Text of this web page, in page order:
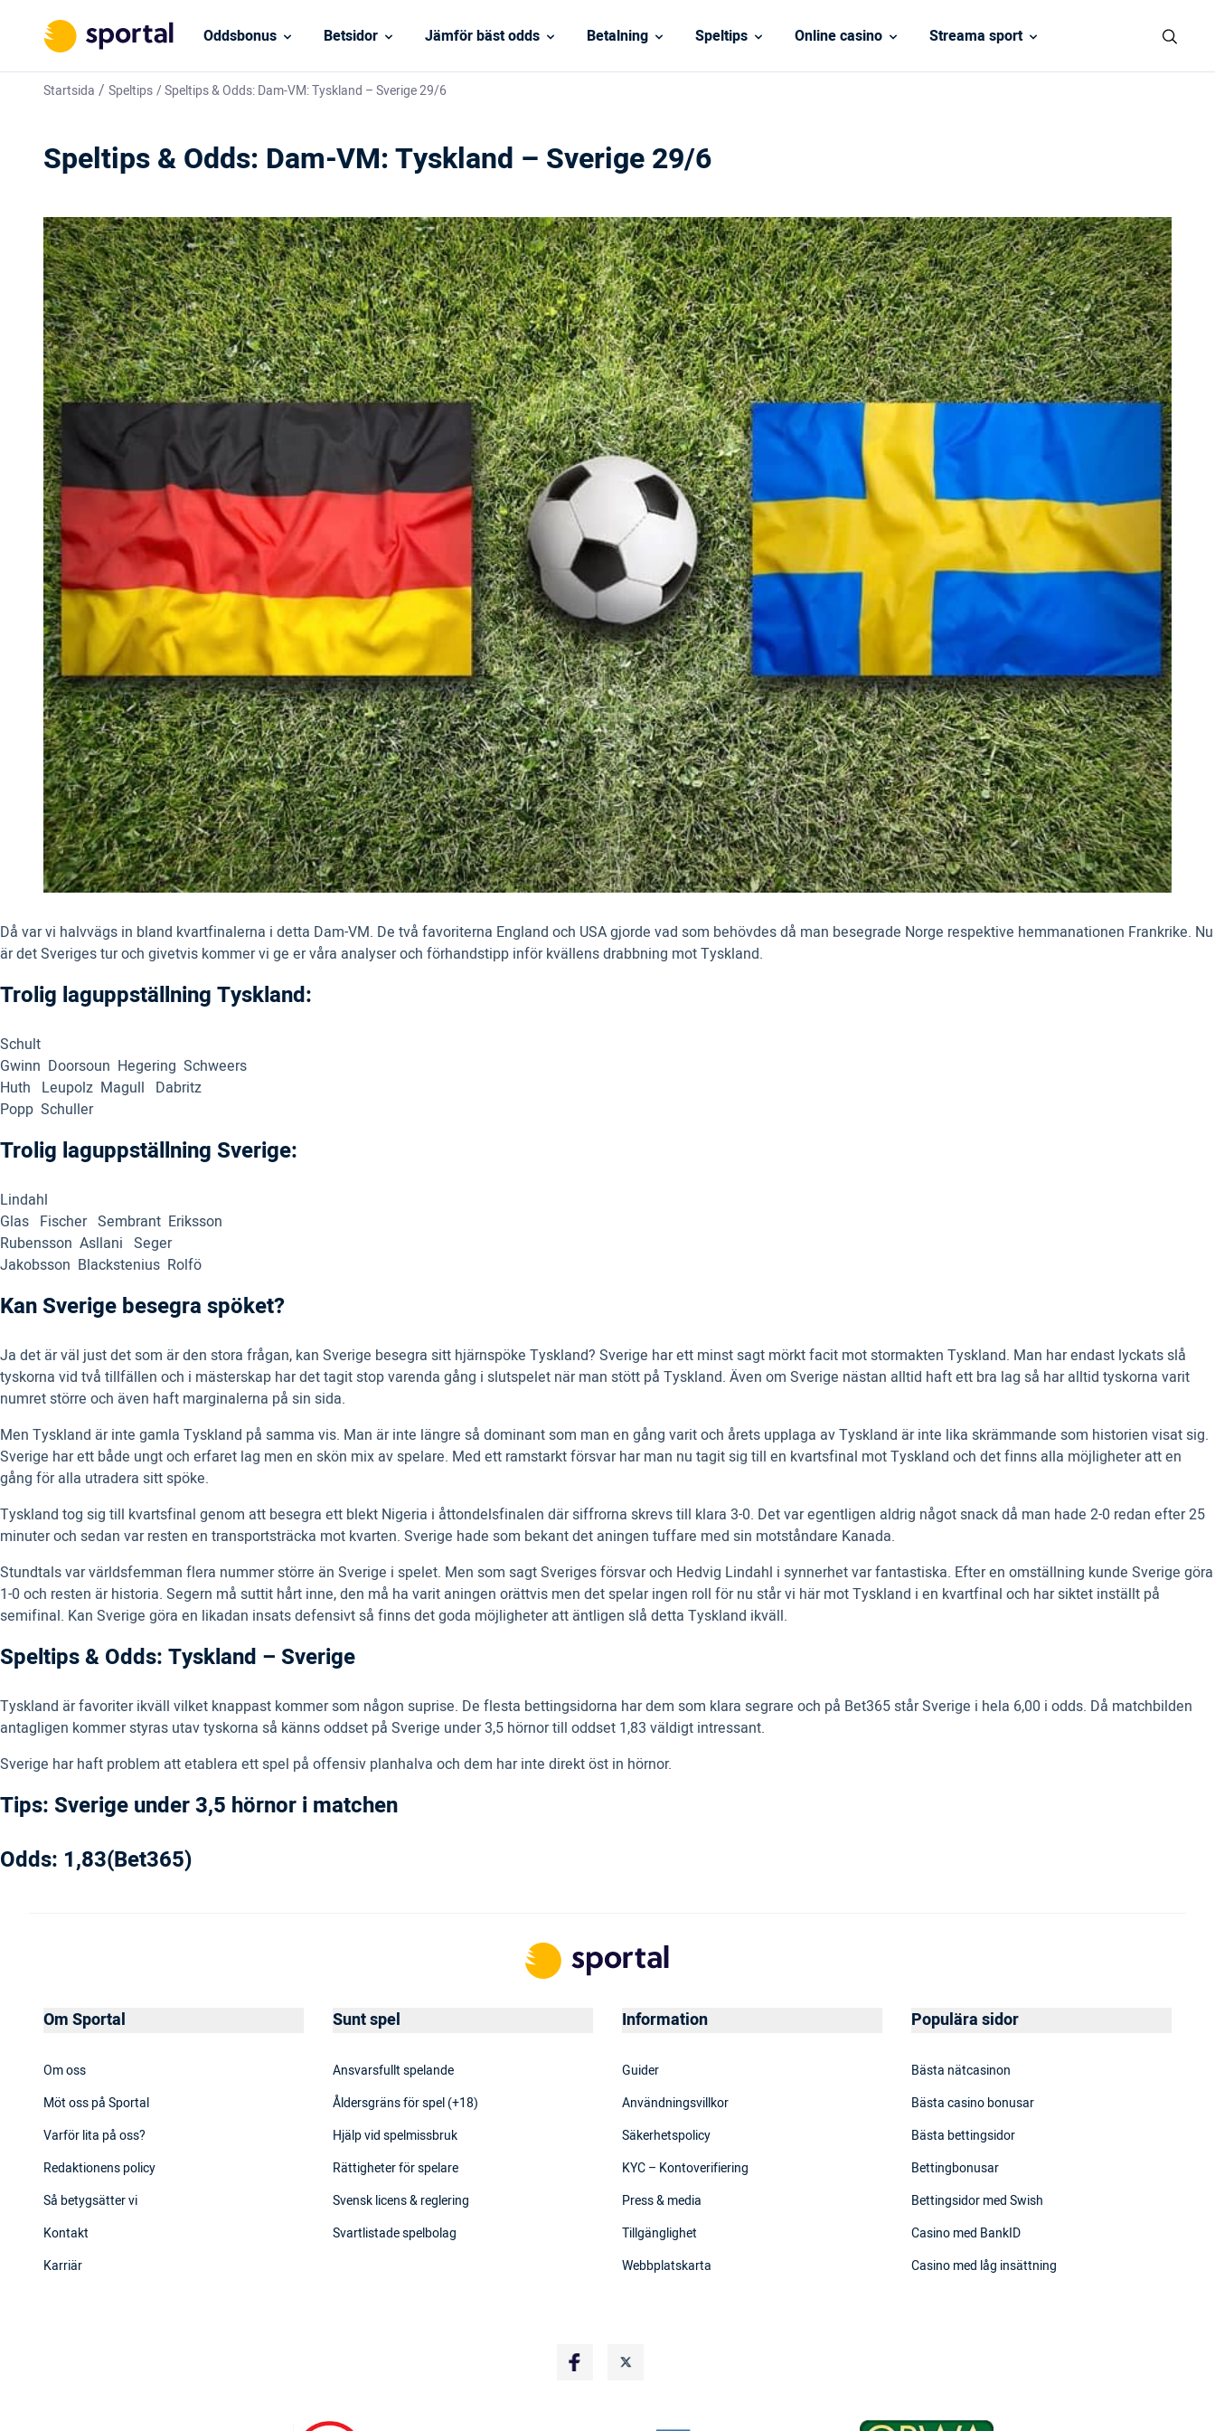
Oddsbonus Betsidor Jämför bäst odds Betalning Speltips Online casino Streama sport
Startsida / Speltips/Speltips & Odds: Dam-VM: Tyskland – Sverige 29/6
Speltips & Odds: Dam-VM: Tyskland – Sverige 29/6
Då var vi halvvägs in bland kvartfinalerna i detta Dam-VM. De två favoriterna England och USA gjorde vad som behövdes då man besegrade Norge respektive hemmanationen Frankrike. Nu
är det Sveriges tur och givetvis kommer vi ge er våra analyser och förhandstipp inför kvällens drabbning mot Tyskland.
Trolig laguppställning Tyskland:
Schult
Gwinn Doorsoun Hegering Schweers
Huth Leupolz Magull Dabritz
Popp Schuller
Trolig laguppställning Sverige:
Lindahl
Glas Fischer Sembrant Eriksson
Rubensson Asllani Seger
Jakobsson Blackstenius Rolfö
Kan Sverige besegra spöket?
Ja det är väl just det som är den stora frågan, kan Sverige besegra sitt hjärnspöke Tyskland? Sverige har ett minst sagt mörkt facit mot stormakten Tyskland. Man har endast lyckats slå
tyskorna vid två tillfällen och i mästerskap har det tagit stop varenda gång i slutspelet när man stött på Tyskland. Även om Sverige nästan alltid haft ett bra lag så har alltid tyskorna varit
numret större och även haft marginalerna på sin sida.
Men Tyskland är inte gamla Tyskland på samma vis. Man är inte längre så dominant som man en gång varit och årets upplaga av Tyskland är inte lika skrämmande som historien visat sig.
Sverige har ett både ungt och erfaret lag men en skön mix av spelare. Med ett ramstarkt försvar har man nu tagit sig till en kvartsfinal mot Tyskland och det finns alla möjligheter att en
gång för alla utradera sitt spöke.
Tyskland tog sig till kvartsfinal genom att besegra ett blekt Nigeria i åttondelsfinalen där siffrorna skrevs till klara 3-0. Det var egentligen aldrig något snack då man hade 2-0 redan efter 25
minuter och sedan var resten en transportsträcka mot kvarten. Sverige hade som bekant det aningen tuffare med sin motståndare Kanada.
Stundtals var världsfemman flera nummer större än Sverige i spelet. Men som sagt Sveriges försvar och Hedvig Lindahl i synnerhet var fantastiska. Efter en omställning kunde Sverige göra
1-0 och resten är historia. Segern må suttit hårt inne, den må ha varit aningen orättvis men det spelar ingen roll för nu står vi här mot Tyskland i en kvartfinal och har siktet inställt på
semifinal. Kan Sverige göra en likadan insats defensivt så finns det goda möjligheter att äntligen slå detta Tyskland ikväll.
Speltips & Odds: Tyskland – Sverige
Tyskland är favoriter ikväll vilket knappast kommer som någon suprise. De flesta bettingsidorna har dem som klara segrare och på Bet365 står Sverige i hela 6,00 i odds. Då matchbilden
antagligen kommer styras utav tyskorna så känns oddset på Sverige under 3,5 hörnor till oddset 1,83 väldigt intressant.
Sverige har haft problem att etablera ett spel på offensiv planhalva och dem har inte direkt öst in hörnor.
Tips: Sverige under 3,5 hörnor i matchen
Odds: 1,83(Bet365)
Om Sportal
Om oss
Möt oss på Sportal
Varför lita på oss?
Redaktionens policy
Så betygsätter vi
Kontakt
Karriär
Sunt spel
Ansvarsfullt spelande
Åldersgräns för spel (+18)
Hjälp vid spelmissbruk
Rättigheter för spelare
Svensk licens & reglering
Svartlistade spelbolag
Information
Guider
Användningsvillkor
Säkerhetspolicy
KYC – Kontoverifiering
Press & media
Tillgänglighet
Webbplatskarta
Populära sidor
Bästa nätcasinon
Bästa casino bonusar
Bästa bettingsidor
Bettingbonusar
Bettingsidor med Swish
Casino med BankID
Casino med låg insättning